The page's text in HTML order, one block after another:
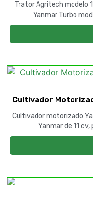
Trator Agritech modelo
Yanmar Turbo
Cultivador
Cultivador motorizado
Yanmar de 11